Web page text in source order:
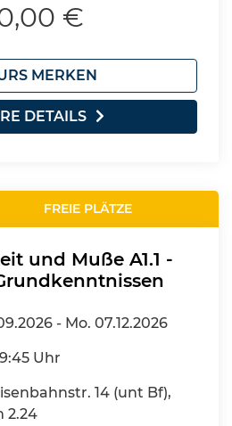
€
MERKEN
DETAILS
FREIE PLÄTZE
und Muße A1.1 -
- Mo. 07.12.2026
Uhr
14 (unt Bf),
2.24